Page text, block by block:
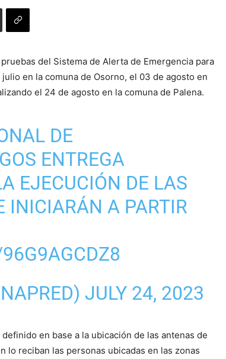
del Sistema de Alerta de Emergencia para
en la comuna de Osorno, el 03 de agosto en
el 24 de agosto en la comuna de Palena.
DE
ENTREGA
EJECUCIÓN DE LAS
INICIARÁN A PARTIR
JULY 24, 2023
en base a la ubicación de las antenas de
lo reciban las personas ubicadas en las zonas